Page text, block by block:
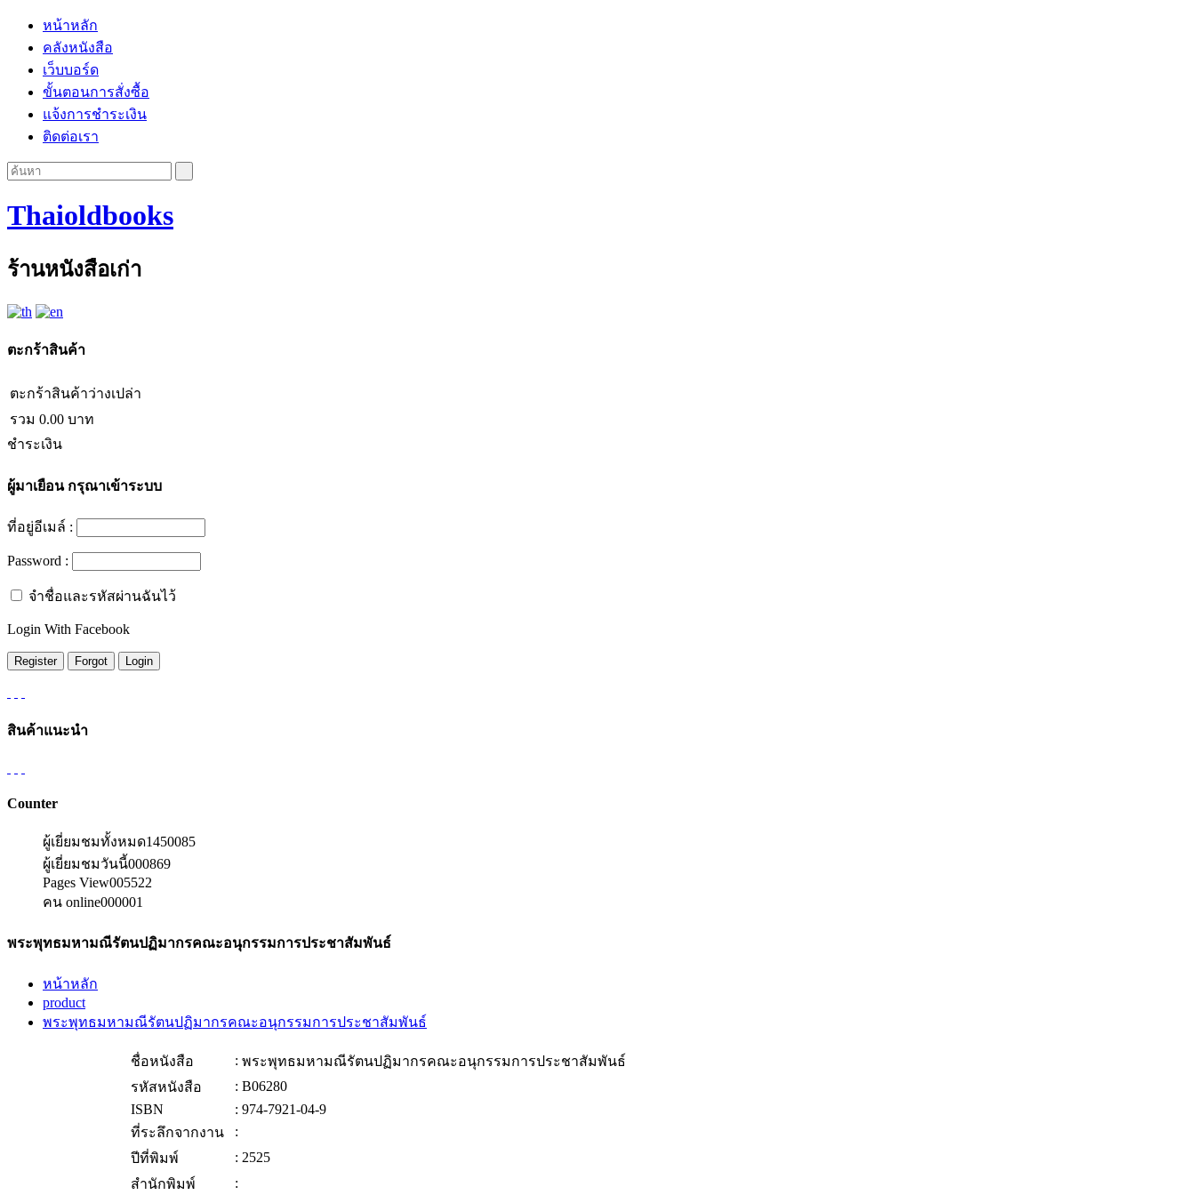
หน้าหลัก
คลังหนังสือ
เว็บบอร์ด
ขั้นตอนการสั่งซื้อ
แจ้งการชำระเงิน
ติดต่อเรา
Thaioldbooks
ร้านหนังสือเก่า
ตะกร้าสินค้า
ตะกร้าสินค้าว่างเปล่า
รวม 0.00 บาท
ชำระเงิน
ผู้มาเยือนกรุณาเข้าระบบ
ที่อยู่อีเมล์ :
Password :
จำชื่อและรหัสผ่านฉันไว้
Login With Facebook
สินค้าแนะนำ
Counter
ผู้เยี่ยมชมทั้งหมด1450085
ผู้เยี่ยมชมวันนี้000869
Pages View005522
คน online000001
พระพุทธมหามณีรัตนปฏิมากรคณะอนุกรรมการประชาสัมพันธ์
หน้าหลัก
product
พระพุทธมหามณีรัตนปฏิมากรคณะอนุกรรมการประชาสัมพันธ์
ชื่อหนังสือ : พระพุทธมหามณีรัตนปฏิมากรคณะอนุกรรมการประชาสัมพันธ์
รหัสหนังสือ
: B06280
ISBN
: 974-7921-04-9
ที่ระลึกจากงาน
:
ปีที่พิมพ์
: 2525
สำนักพิมพ์
: